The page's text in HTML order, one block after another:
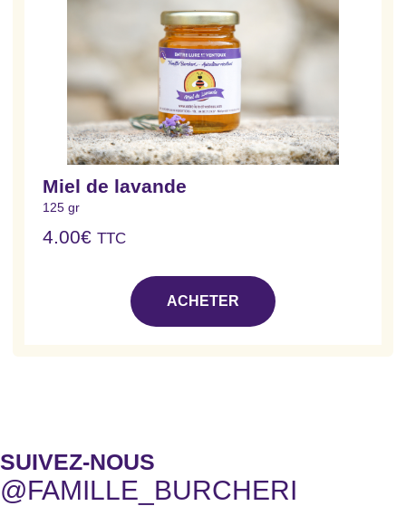
Miel de lavande
125 gr
4.00€ TTC
ACHETER
SUIVEZ-NOUS
@FAMILLE_BURCHERI